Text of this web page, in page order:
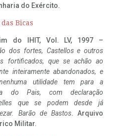
do Exército.
Bicas
do IHIT, Vol. LV, 1997 –
dos fortes, Castellos e outros
fortificados, que se achão ao
inteiramente abandonados, e
utilidade tem para a
do Pais, com declaração
que se podem desde já
Barão de Bastos. Arquivo
Militar.